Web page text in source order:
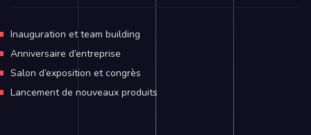
Inauguration et team building
Anniversaire d’entreprise
Salon d’exposition et congrès
Lancement de nouveaux produits